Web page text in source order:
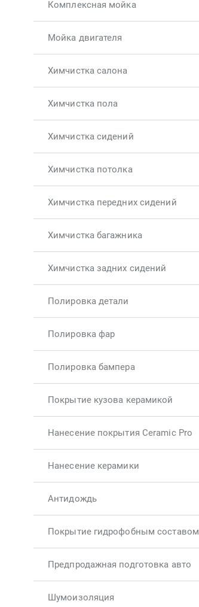
Комплексная мойка
Мойка двигателя
Химчистка салона
Химчистка пола
Химчистка сидений
Химчистка потолка
Химчистка передних сидений
Химчистка багажника
Химчистка задних сидений
Полировка детали
Полировка фар
Полировка бампера
Покрытие кузова керамикой
Нанесение покрытия Ceramic Pro
Нанесение керамики
Антидождь
Покрытие гидрофобным составом
Предпродажная подготовка авто
Шумоизоляция